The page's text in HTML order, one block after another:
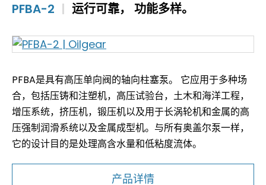
PFBA-2 | 运行可靠， 功能多样。
PFBA是具有高压单向阀的轴向柱塞泵。 它应用于多种场
合，包括压铸和注塑机，高压试验台，土木和海洋工程，
增压系统，挤压机，锻压机以及用于长涡轮机和金属的高
压强制润滑系统以及金属成型机。与所有奥盖尔泵一样，
它的设计目的是处理高含水量和低粘度流体。
产品详情